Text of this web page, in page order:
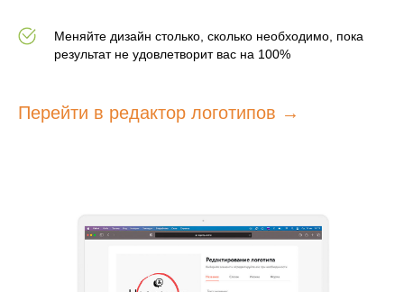
Меняйте дизайн столько, сколько необходимо, пока
результат не удовлетворит вас на 100%
Перейти в редактор логотипов